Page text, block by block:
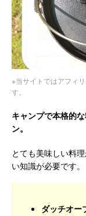
※当サイトではアフィ
す。
キャンプで本格的
ン。
とても美味しい料
い知識が必要です。
ダッチオー